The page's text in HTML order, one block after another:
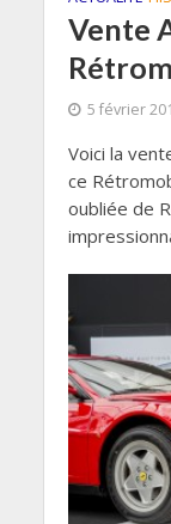
Vente
5 février
Voici la
ce
oubliée de